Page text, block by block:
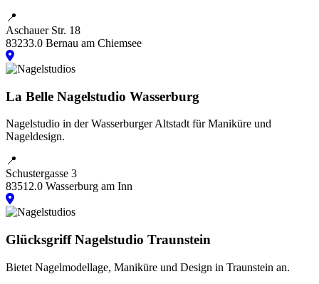
📍
Aschauer Str. 18
83233.0 Bernau am Chiemsee
La Belle Nagelstudio Wasserburg
Nagelstudio in der Wasserburger Altstadt für Maniküre und
Nageldesign.
📍
Schustergasse 3
83512.0 Wasserburg am Inn
Glücksgriff Nagelstudio Traunstein
Bietet Nagelmodellage, Maniküre und Design in Traunstein an.